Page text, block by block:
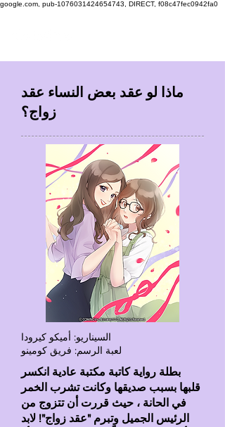
google.com, pub-1076031424654743, DIRECT, f08c47fec0942fa0
ماذا لو عقد بعض النساء عقد
زواج؟
السيناريو: أميكو كيرودا
لعبة الرسم: فريق كومينو
بطلة رواية كاتبة مكتبة عادية انكسر
قلبها بسبب صديقها وكانت تشرب الخمر
في الحانة ، حيث قررت أن تتزوج من
الرئيس الجميل وتبرم "عقد زواج"! لابد